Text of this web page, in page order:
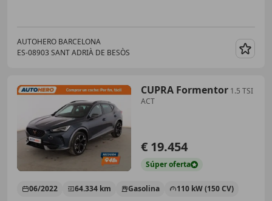
AUTOHERO BARCELONA
ES-08903 SANT ADRIÀ DE BESÒS
CUPRA Formentor 1.5 TSI
ACT
€ 19.454
Súperoferta
06/2022 64.334 km Gasolina 110 kW (150 CV)